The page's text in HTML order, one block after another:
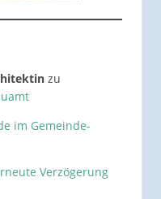
zu
im Gemeinde-
Verzögerung